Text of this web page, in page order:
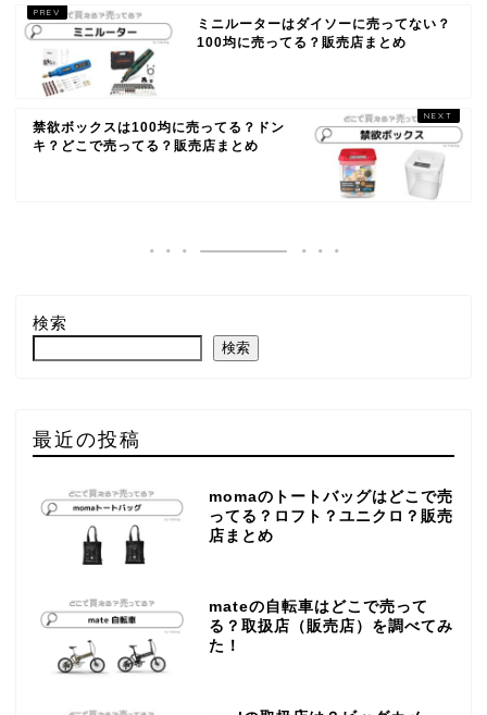
ミニルーターはダイソーに売ってない？
100均に売ってる？販売店まとめ
禁欲ボックスは100均に売ってる？ドン
キ？どこで売ってる？販売店まとめ
検索
検索
最近の投稿
momaのトートバッグはどこで売
ってる？ロフト？ユニクロ？販売
店まとめ
mateの自転車はどこで売って
る？取扱店（販売店）を調べてみ
た！